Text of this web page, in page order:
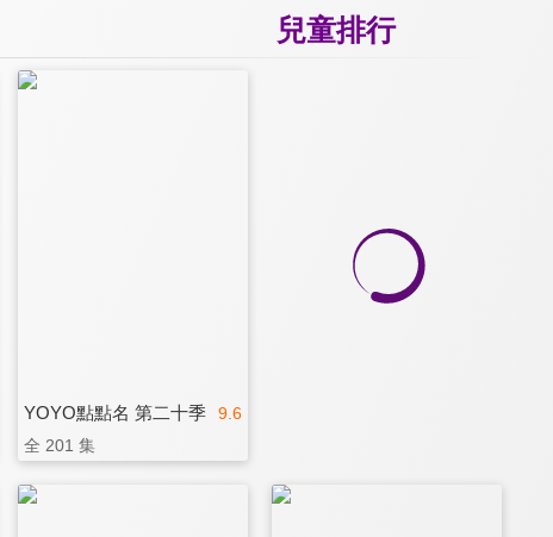
兒童排行
9.6
YOYO點點名 第二十季
全 201 集